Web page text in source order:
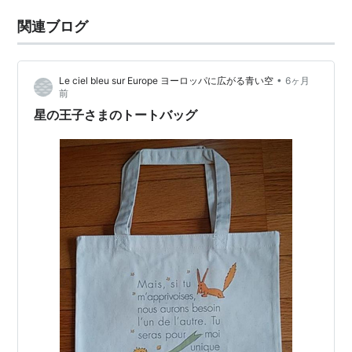
関連ブログ
Le ciel bleu sur Europe ヨーロッパに広がる青い空 • 6ヶ月
前
星の王子さまのトートバッグ